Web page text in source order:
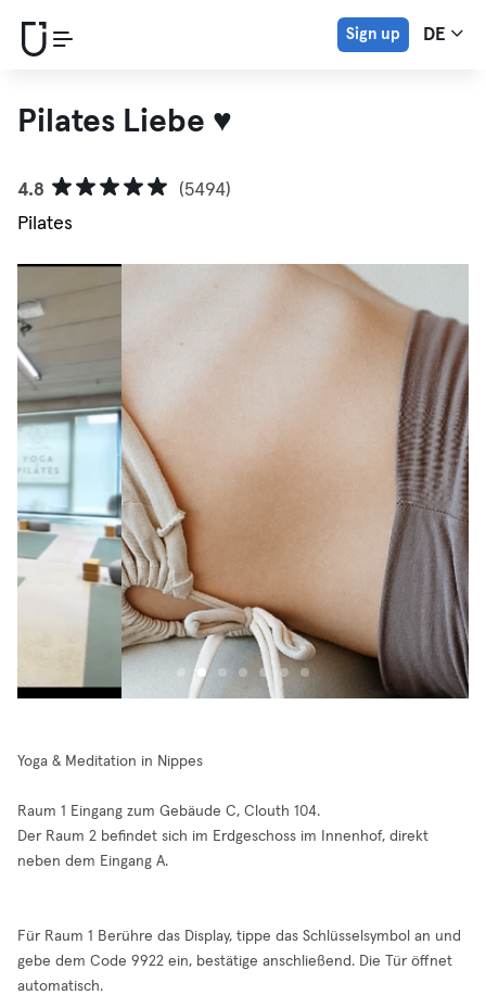
Sign up DE
Pilates Liebe ♥
4.8
(5494)
Pilates
Yoga & Meditation in Nippes
Raum 1 Eingang zum Gebäude C, Clouth 104.
Der Raum 2 befindet sich im Erdgeschoss im Innenhof, direkt
neben dem Eingang A.
Für Raum 1 Berühre das Display, tippe das Schlüsselsymbol an und
gebe dem Code 9922 ein, bestätige anschließend. Die Tür öffnet
automatisch.